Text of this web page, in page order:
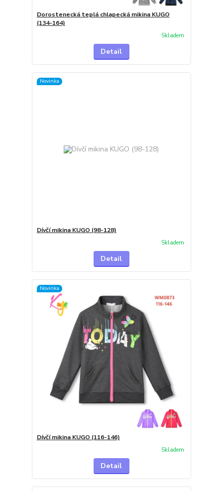
Dorostenecká teplá chlapecká mikina KUGO
(134-164)
Skladem
Detail
Novinka
Dívčí mikina KUGO (98-128)
Skladem
Detail
Novinka
Dívčí mikina KUGO (116-146)
Skladem
Detail